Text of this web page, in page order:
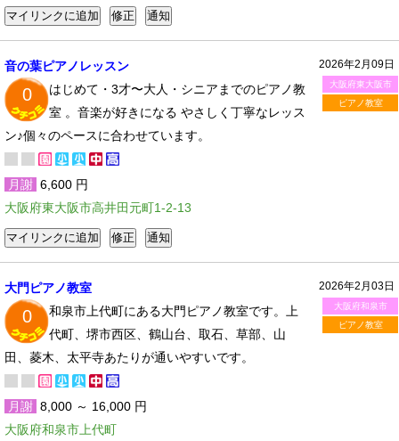
2026年2月09日
大阪府東大阪市
ピアノ教室
音の葉ピアノレッスン
0
はじめて・3才〜大人・シニアまでのピアノ教
室 。音楽が好きになる やさしく丁寧なレッス
ン♪個々のペースに合わせています。
月謝 6,600 円
大阪府東大阪市高井田元町1-2-13
2026年2月03日
大阪府和泉市
ピアノ教室
大門ピアノ教室
0
和泉市上代町にある大門ピアノ教室です。上
代町、堺市西区、鶴山台、取石、草部、山
田、菱木、太平寺あたりが通いやすいです。
月謝 8,000 ～ 16,000 円
大阪府和泉市上代町